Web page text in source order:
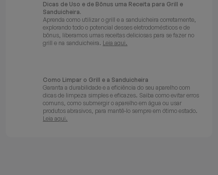
Dicas de Uso e de Bônus uma Receita para Grill e
Sanduicheira.
Aprenda como utilizar o grill e a sanduicheira corretamente,
explorando todo o potencial desses eletrodomésticos e de
bônus, liberamos umas receitas deliciosas para se fazer no
grill e na sanduicheira. Leia aqui.
Como Limpar o Grill e a Sanduicheira
Garanta a durabilidade e a eficiência do seu aparelho com
dicas de limpeza simples e eficazes. Saiba como evitar erros
comuns, como submergir o aparelho em água ou usar
produtos abrasivos, para mantê-lo sempre em ótimo estado.
Leia aqui.